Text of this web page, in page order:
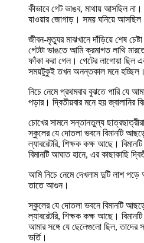
কীভাবে গেট ভাঙব, মাথায় আসছিল
যাওয়ার জোগাড়। সময় ঘনিয়ে
জীবন-মৃত্যুর মাঝখানে দাঁড়িয়ে শেষ
গেটটা ভাঙতে আমি ক্রমাগত লাথি
ফাঁকা করা গেল। গেটের লাগোয়া ছিল
সময়টুকুই তখন অনন্তকাল মনে হচ্ছিল।
নিচে নেমে প্রথমবার বুঝতে পারি যে
পড়ার। দ্বিতীয়বার মনে হয় জ্বালানির
চোখের সামনে সন্তানতুল্য
স্কুলের যে দোতলা ভবনে বিমানটি
ল্যাবরেটরি, শিক্ষক কক্ষ আছে।
বিমানটি আঘাত হানে, এর কাছাকাছি
আমি নিচে নেমে দেখলাম দুটি লাশ
তাতে আগুন।
স্কুলের যে দোতলা ভবনে বিমানটি
ল্যাবরেটরি, শিক্ষক কক্ষ আছে।
আমার সঙ্গে যে ছেলেগুলো ছিল, তাদের
ভর্তি।